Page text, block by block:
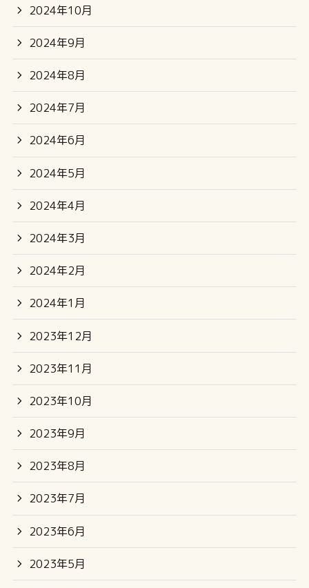
2024年10月
2024年9月
2024年8月
2024年7月
2024年6月
2024年5月
2024年4月
2024年3月
2024年2月
2024年1月
2023年12月
2023年11月
2023年10月
2023年9月
2023年8月
2023年7月
2023年6月
2023年5月